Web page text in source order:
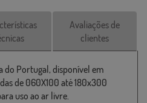
Avaliações de
clientes
do Portugal, disponível em
de 060X100 até 180x300
uso ao ar livre.